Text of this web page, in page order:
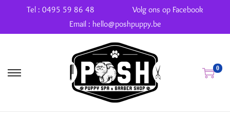
Tel : 0495 59 86 48
Volg ons op Facebook
Email : hello@poshpuppy.be
0